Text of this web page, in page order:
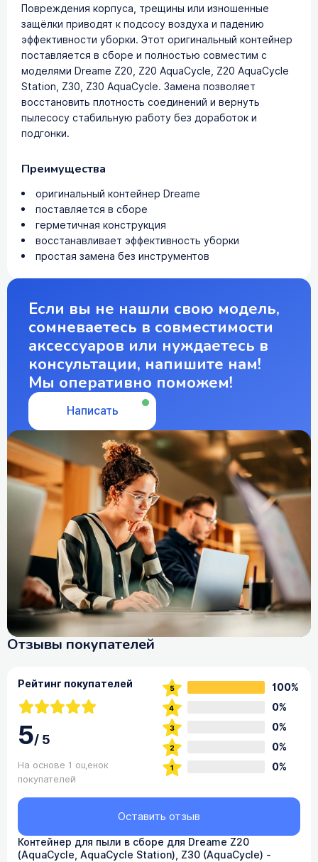
Повреждения корпуса, трещины или изношенные
защёлки приводят к подсосу воздуха и падению
эффективности уборки. Этот оригинальный контейнер
поставляется в сборе и полностью совместим с
моделями Dreame Z20, Z20 AquaCycle, Z20 AquaCycle
Station, Z30, Z30 AquaCycle. Замена позволяет
восстановить плотность соединений и вернуть
пылесосу стабильную работу без доработок и
подгонки.
Преимущества
оригинальный контейнер Dreame
поставляется в сборе
герметичная конструкция
восстанавливает эффективность уборки
простая замена без инструментов
Если вы не нашли свою модель,
сомневаетесь в совместимости
аксессуаров или нуждаетесь в
консультации, напишите нам!
Мы оперативно поможем!
Написать
Отзывы покупателей
Рейтинг покупателей
5/5
На основе 1 оценок
покупателей
100%
0%
0%
0%
0%
Контейнер для пыли в сборе для Dreame Z20
(AquaCycle, AquaCycle Station), Z30 (AquaCycle) -
Оставить отзыв